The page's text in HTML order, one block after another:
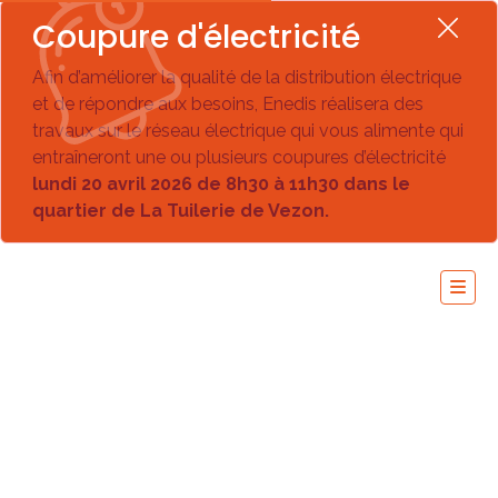
Coupure d'électricité
Afin d’améliorer la qualité de la distribution électrique
et de répondre aux besoins, Enedis réalisera des
travaux sur le réseau électrique qui vous alimente qui
entraîneront une ou plusieurs coupures d’électricité
lundi 20 avril 2026 de 8h30 à 11h30 dans le
quartier de La Tuilerie de Vezon.